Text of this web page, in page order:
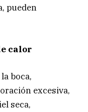
pueden
calor
boca,
excesiva,
seca,